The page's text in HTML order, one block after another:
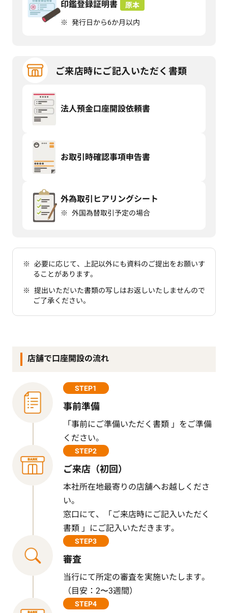
印鑑登録証明書
発行日から6か月以内
ご来店時にご記入いただく書類
法人預金口座開設依頼書
お取引時確認事項申告書
外為取引ヒアリングシート
外国為替取引予定の場合
必要に応じて、上記以外にも資料のご提出をお願いす
ることがあります。
提出いただいた書類の写しはお返しいたしませんので
ご了承ください。
店舗で口座開設の流れ
STEP1
事前準備
「事前にご準備いただく書類 」をご準備
ください。
STEP2
ご来店（初回）
本社所在地最寄りの店舗へお越しくださ
い。
窓口にて、「ご来店時にご記入いただく
書類 」にご記入いただきます。
STEP3
審査
当行にて所定の審査を実施いたします。
（目安：2〜3週間）
STEP4